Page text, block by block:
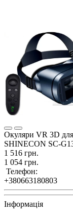
Окуляри VR 3D
SHINECON SC-
1 516 грн.
1 054 грн.
Телефон:
+380663180803
Інформація